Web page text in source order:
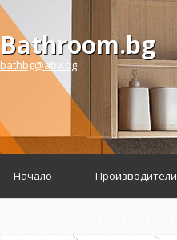
Bathroom.bg
bathbg@abv.bg
Начало Производители